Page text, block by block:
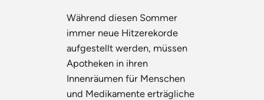
Während diesen Sommer
immer neue Hitzerekorde
aufgestellt werden, müssen
Apotheken in ihren
Innenräumen für Menschen
und Medikamente erträgliche